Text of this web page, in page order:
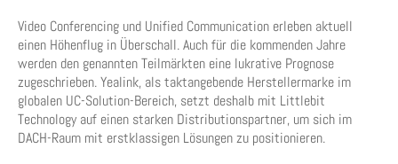
Video Conferencing und Unified Communication erleben aktuell
einen Höhenflug in Überschall. Auch für die kommenden Jahre
werden den genannten Teilmärkten eine lukrative Prognose
zugeschrieben. Yealink, als taktangebende Herstellermarke im
globalen UC-Solution-Bereich, setzt deshalb mit Littlebit
Technology auf einen starken Distributionspartner, um sich im
DACH-Raum mit erstklassigen Lösungen zu positionieren.